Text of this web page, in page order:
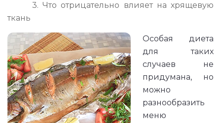
3. Что отрицательно влияет на хрящевую
ткань
Особая диета
для таких
случаев не
придумана, но
можно
разнообразить
меню